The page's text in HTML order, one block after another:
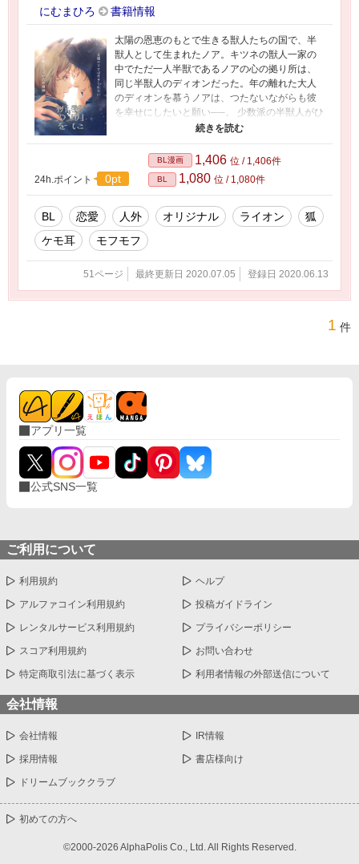
にむまひろ 書籍情報
太陽の恩恵のもとで生きる獣人たちの国で、半
獣人として生まれたノア。キツネの獣人一家の
中でただ一人半獣であるノアの心の拠り所は、
同じ半獣人のディオンだった。年の離れた大人
のディオンを慕うノアは、つたないながらも彼
を幸せにしたいと願い──。 少数派の半獣人がひ
っそりと寄り添い生きるファンタジー人外BL、
載ですが少しでもお楽しみいただけましたら幸
いです。
24h.ポイント
0pt
BL漫画 1,406 位 / 1,406件
BL 1,080 位 / 1,080件
BL 恋愛 人外 オリジナル ライオン
狐
ケモ耳
モフモフ
51ページ 最終更新日 2020.07.05 登録日 2020.06.13
1 件
アプリ一覧
公式SNS一覧
ご利用について
利用規約 ヘルプ
アルファコイン利用規約 投稿ガイドライン
レンタルサービス利用規約 プライバシーポリシー
スコア利用規約 お問い合わせ
特定商取引法に基づく表示 利用者情報の外部送信について
会社情報
会社情報 IR情報
採用情報 書店様向け
ドリームブッククラブ
初めての方へ
©2000-2026 AlphaPolis Co., Ltd. All Rights Reserved.